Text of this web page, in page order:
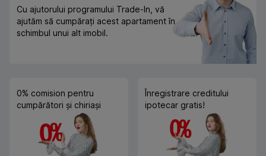
Cu ajutorului programului Trade-In, vă
ajutăm să cumpărați acest apartament în
schimbul unui alt imobil.
0% comision pentru
cumpărători și chiriași
Înregistrare creditului
ipotecar gratis!